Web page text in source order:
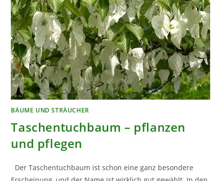
BÄUME UND STRÄUCHER
Taschentuchbaum – pflanzen
und pflegen
Der Taschentuchbaum ist schon eine ganz besondere